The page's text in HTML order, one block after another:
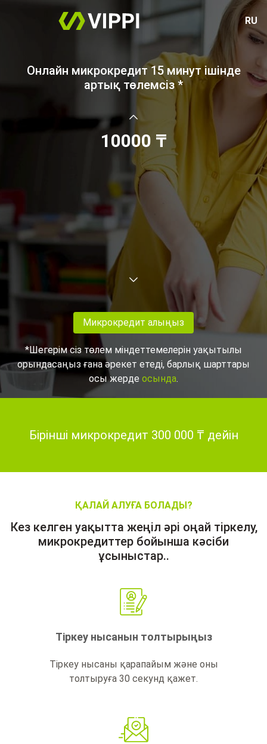
RU
Онлайн микрокредит 15 минут ішінде
артық төлемсіз *
10000 ₸
Микрокредит алыңыз
*Шегерім сіз төлем міндеттемелерін уақытылы
орындасаңыз ғана әрекет етеді, барлық шарттары
осы жерде осында.
Бірінші микрокредит 300 000 ₸ дейін
ҚАЛАЙ АЛУҒА БОЛАДЫ?
Кез келген уақытта жеңіл әрі оңай тіркелу,
микрокредиттер бойынша кәсіби
ұсыныстар..
Тіркеу нысанын толтырыңыз
Тіркеу нысаны қарапайым және оны
толтыруға 30 секунд қажет.